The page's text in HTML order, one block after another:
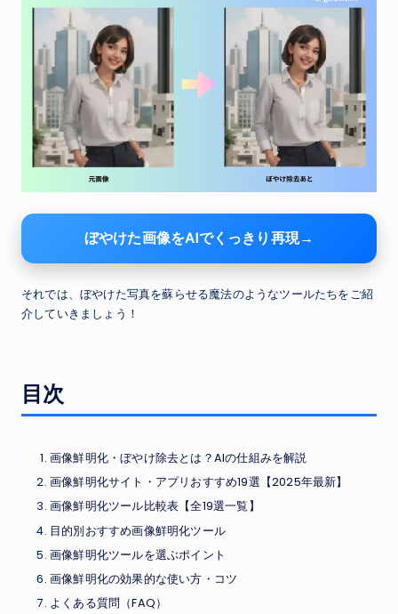
ぼやけた画像をAIでくっきり再現→
それでは、ぼやけた写真を蘇らせる魔法のようなツールたちをご紹
介していきましょう！
目次
画像鮮明化・ぼやけ除去とは？AIの仕組みを解説
画像鮮明化サイト・アプリおすすめ19選【2025年最新】
画像鮮明化ツール比較表【全19選一覧】
目的別おすすめ画像鮮明化ツール
画像鮮明化ツールを選ぶポイント
画像鮮明化の効果的な使い方・コツ
よくある質問（FAQ）